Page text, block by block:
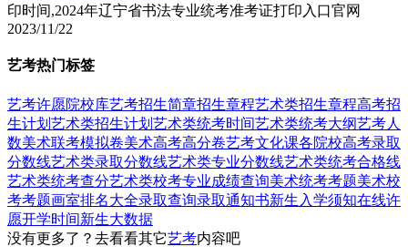
印时间,2024年辽宁省书法专业统考准考证打印入口官网
2023/11/22
艺考热门标签
艺考许愿院校库艺考招生简章招生章程艺术类招生章程高考招
生计划 艺术类招生计划 艺术类统考时间艺术类统考大纲艺考人
数美术联考模拟卷美术高考高分卷艺考文化课各院校高考录取
分数线艺术类录取分数线艺术类专业分数线艺术类统考合格线
艺术类统考查分艺术类校考专业成绩查询美术统考考题美术校
考考题画室排名大全录取查询录取通知书新生入学须知在线许
愿开学时间新生大数据
没有更多了？去看看其它艺考内容吧